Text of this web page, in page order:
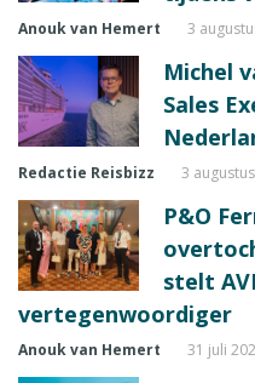
Anouk van Hemert 3
Michel
Sales
Redactie Reisbizz 3
P&O
stelt
vertegenwoordiger
Anouk van Hemert 31 juli